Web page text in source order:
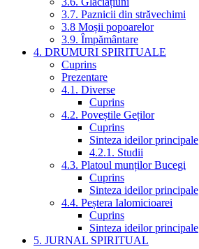
3.7. Paznicii din străvechimi
3.8 Moșii popoarelor
3.9. Împământare
4. DRUMURI SPIRITUALE
Cuprins
Prezentare
4.1. Diverse
Cuprins
4.2. Poveștile Geților
Cuprins
Sinteza ideilor principale
4.2.1. Studii
4.3. Platoul munților Bucegi
Cuprins
Sinteza ideilor principale
4.4. Peștera Ialomicioarei
Cuprins
Sinteza ideilor principale
5. JURNAL SPIRITUAL